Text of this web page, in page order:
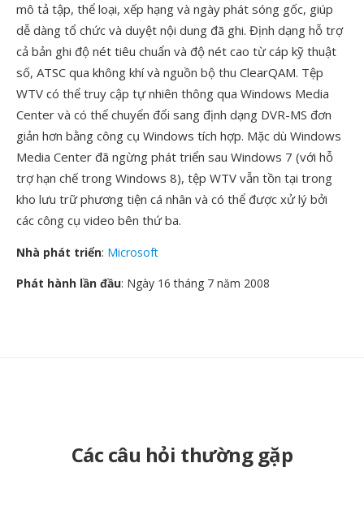
mô tả tập, thể loại, xếp hạng và ngày phát sóng gốc, giúp
dễ dàng tổ chức và duyệt nội dung đã ghi. Định dạng hỗ trợ
cả bản ghi độ nét tiêu chuẩn và độ nét cao từ cáp kỹ thuật
số, ATSC qua không khí và nguồn bộ thu ClearQAM. Tệp
WTV có thể truy cập tự nhiên thông qua Windows Media
Center và có thể chuyển đổi sang định dạng DVR-MS đơn
giản hơn bằng công cụ Windows tích hợp. Mặc dù Windows
Media Center đã ngừng phát triển sau Windows 7 (với hỗ
trợ hạn chế trong Windows 8), tệp WTV vẫn tồn tại trong
kho lưu trữ phương tiện cá nhân và có thể được xử lý bởi
các công cụ video bên thứ ba.
Nhà phát triển: Microsoft
Phát hành lần đầu: Ngày 16 tháng 7 năm 2008
Các câu hỏi thường gặp